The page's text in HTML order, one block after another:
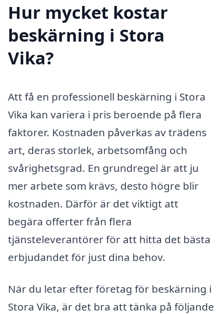
Hur mycket kostar
beskärning i Stora
Vika?
Att få en professionell beskärning i Stora
Vika kan variera i pris beroende på flera
faktorer. Kostnaden påverkas av trädens
art, deras storlek, arbetsomfång och
svårighetsgrad. En grundregel är att ju
mer arbete som krävs, desto högre blir
kostnaden. Därför är det viktigt att
begära offerter från flera
tjänsteleverantörer för att hitta det bästa
erbjudandet för just dina behov.
När du letar efter företag för beskärning i
Stora Vika, är det bra att tänka på följande